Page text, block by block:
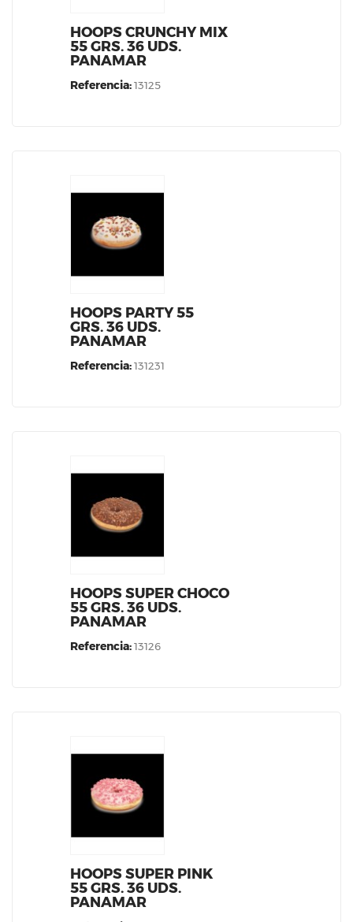
HOOPS CRUNCHY MIX
55 GRS. 36 UDS.
PANAMAR
Referencia:13125
HOOPS PARTY 55
GRS. 36 UDS.
PANAMAR
Referencia:131231
HOOPS SUPER CHOCO
55 GRS. 36 UDS.
PANAMAR
Referencia:13126
HOOPS SUPER PINK
55 GRS. 36 UDS.
PANAMAR